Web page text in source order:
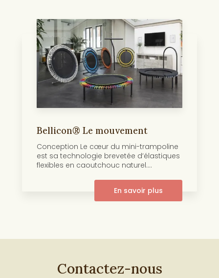
Bellicon® Le mouvement
Conception Le cœur du mini-trampoline
est sa technologie brevetée d’élastiques
flexibles en caoutchouc naturel....
En savoir plus
Contactez-nous